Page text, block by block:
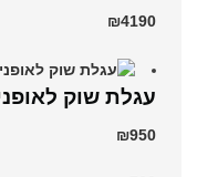
₪4190
עגלת שוק
₪950